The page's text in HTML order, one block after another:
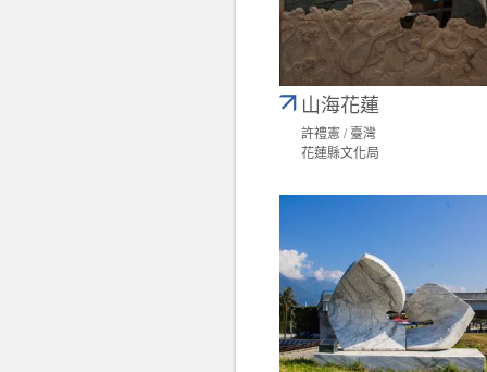
山海花蓮
許禮憲 / 臺灣
花蓮縣文化局